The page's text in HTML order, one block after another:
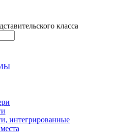
класса
интегрированные